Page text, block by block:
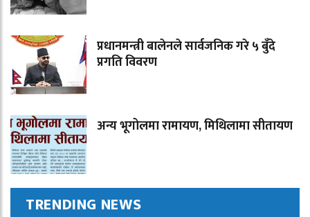
प्रधानमन्त्री बालेनले सार्वजनिक गरे ५ बुँदे
प्रगति विवरण
अन्य भूगोलमा रामायण, मिथिलामा सीतायण
TRENDING NEWS